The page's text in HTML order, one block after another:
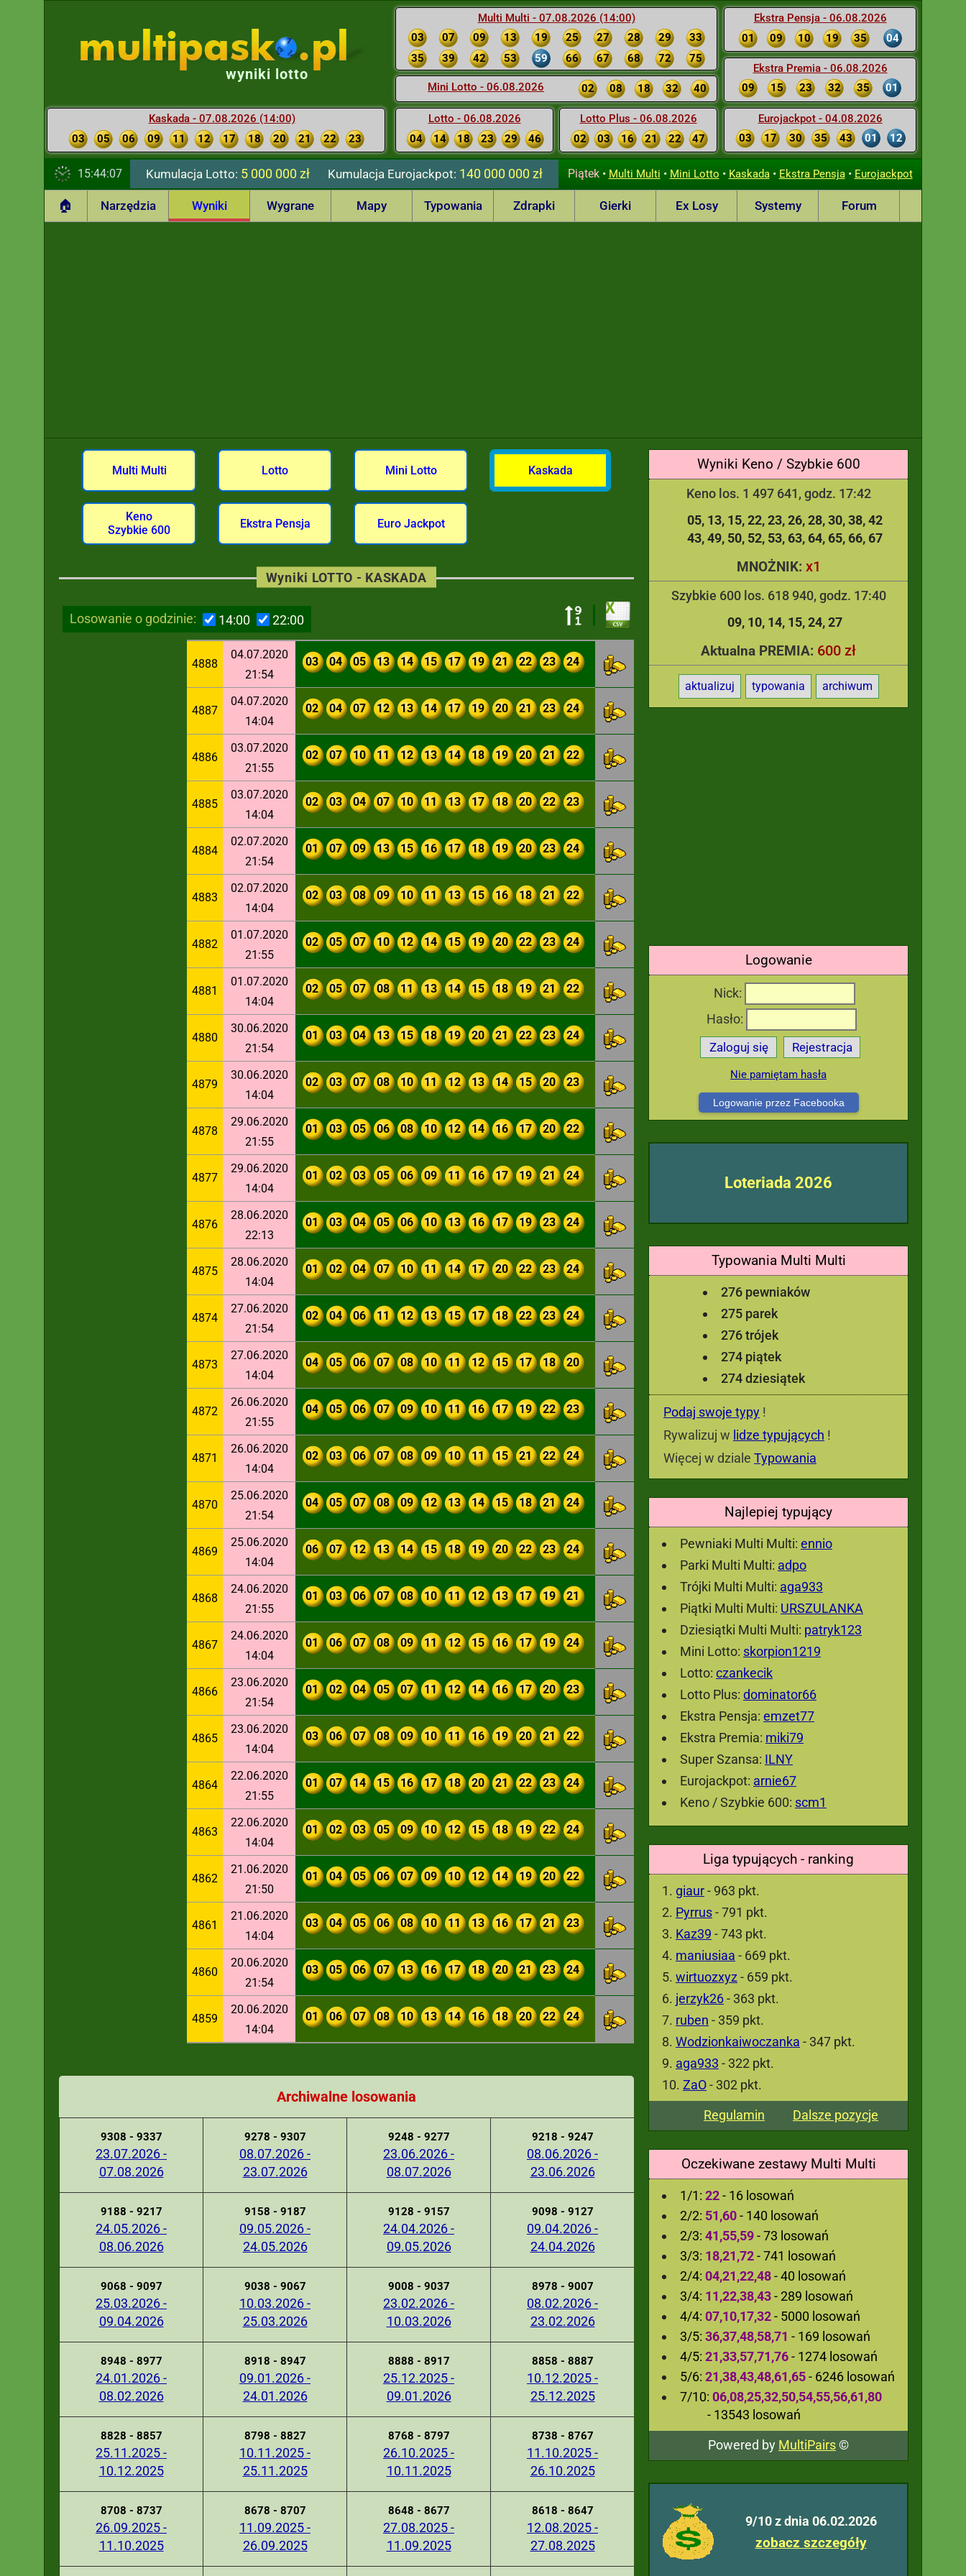
Multi Multi - 07.08.2026 (14:00)
03
07 09 13 19 25 27 28 29
33
35
39 42 53 59 66 67 68 72 75
Mini Lotto - 06.08.2026 02 08 18 32 40
Lotto - 06.08.2026
04
14 18 23 29 46
Lotto Plus - 06.08.2026
02
03 16 21 22 47
Ekstra Pensja - 06.08.2026
01
09 10 19 35 04
Ekstra Premia - 06.08.2026
09
15 23 32 35 01
Eurojackpot - 04.08.2026
03
17 30 35 43 01 12
wyniki lotto
Kaskada - 07.08.2026 (14:00)
03
05 06 09 11 12 17 18 20 21 22 23
15:44:08 Kumulacja Lotto: 5 000 000 zł KumulacjaEurojackpot: 140 000 000 zł Piątek• Multi Multi • Mini Lotto • Kaskada• Ekstra Pensja• Eurojackpot
🏠 Narzędzia Wyniki Wygrane Mapy Typowania Zdrapki Gierki Ex Losy Systemy Forum
Wyniki Keno / Szybkie 600
Keno los. 1 497 641, godz. 17:42
05 13 15 22 23 26 28 30 38 42
43 49 50 52 53 63 64 65 66 67
MNOŻNIK: x1
Szybkie 600 los. 618 940, godz. 17:40
09 10 14 15 24 27
Aktualna PREMIA: 600 zł
aktualizuj typowania archiwum
Logowanie
Nick:
Hasło:
Zaloguj się Rejestracja
Nie pamiętam hasła
Logowanie przez Facebooka
Loteriada 2026
Typowania Multi Multi
276 pewniaków
275 parek
276 trójek
274 piątek
274 dziesiątek
Podaj swoje typy !
Rywalizuj w lidze typujących !
Więcej w dziale Typowania
Najlepiej typujący
Pewniaki Multi Multi: ennio
Parki Multi Multi: adpo
Trójki Multi Multi: aga933
Piątki Multi Multi: URSZULANKA
Dziesiątki Multi Multi: patryk123
Mini Lotto: skorpion1219
Lotto: czankecik
Lotto Plus: dominator66
Ekstra Pensja: emzet77
Ekstra Premia: miki79
Super Szansa: ILNY
Eurojackpot: arnie67
Keno / Szybkie 600: scm1
Liga typujących - ranking
giaur- 963 pkt.
Pyrrus- 791 pkt.
Kaz39 - 743 pkt.
maniusiaa - 669 pkt.
wirtuozxyz - 659 pkt.
jerzyk26- 363 pkt.
ruben - 359 pkt.
Wodzionkaiwoczanka - 347 pkt.
aga933 - 322 pkt.
ZaO- 302 pkt.
Regulamin
Dalsze pozycje
Oczekiwane zestawy Multi Multi
1/1: 22- 16 losowań
2/2: 51,60- 140 losowań
2/3: 41,55,59- 73 losowań
3/3: 18,21,72- 741 losowań
2/4: 04,21,22,48- 40 losowań
3/4: 11,22,38,43- 289 losowań
4/4: 07,10,17,32- 5000 losowań
3/5: 36,37,48,58,71 - 169 losowań
4/5: 21,33,57,71,76- 1274 losowań
5/6: 21,38,43,48,61,65- 6246 losowań
7/10: 06,08,25,32,50,54,55,56,61,80
- 13543 losowań
Powered by MultiPairs©
9/10 z dnia 06.02.2026
zobacz szczegóły
Multi Multi Lotto Mini Lotto Kaskada
Keno
Szybkie 600
Ekstra Pensja Euro Jackpot
Losowanie o godzinie: 14:00 22:00
Wyniki LOTTO - KASKADA
4888
04.07.2020
21:54
03 04 05 13 14 15 17 19 21 22 23 24
4887
04.07.2020
14:04
02 04 07 12 13 14 17 19 20 21 23 24
4886
03.07.2020
21:55
02 07 10 11 12 13 14 18 19 20 21 22
4885
03.07.2020
14:04
02 03 04 07 10 11 13 17 18 20 22 23
4884
02.07.2020
21:54
01 07 09 13 15 16 17 18 19 20 23 24
4883
02.07.2020
14:04
02 03 08 09 10 11 13 15 16 18 21 22
4882
01.07.2020
21:55
02 05 07 10 12 14 15 19 20 22 23 24
4881
01.07.2020
14:04
02 05 07 08 11 13 14 15 18 19 21 22
4880
30.06.2020
21:54
01 03 04 13 15 18 19 20 21 22 23 24
4879
30.06.2020
14:04
02 03 07 08 10 11 12 13 14 15 20 23
4878
29.06.2020
21:55
01 03 05 06 08 10 12 14 16 17 20 22
4877
29.06.2020
14:04
01 02 03 05 06 09 11 16 17 19 21 24
4876
28.06.2020
22:13
01 03 04 05 06 10 13 16 17 19 23 24
4875
28.06.2020
14:04
01 02 04 07 10 11 14 17 20 22 23 24
4874
27.06.2020
21:54
02 04 06 11 12 13 15 17 18 22 23 24
4873
27.06.2020
14:04
04 05 06 07 08 10 11 12 15 17 18 20
4872
26.06.2020
21:55
04 05 06 07 09 10 11 16 17 19 22 23
4871
26.06.2020
14:04
02 03 06 07 08 09 10 11 15 21 22 24
4870
25.06.2020
21:54
04 05 07 08 09 12 13 14 15 18 21 24
4869
25.06.2020
14:04
06 07 12 13 14 15 18 19 20 22 23 24
4868
24.06.2020
21:55
01 03 06 07 08 10 11 12 13 17 19 21
4867
24.06.2020
14:04
01 06 07 08 09 11 12 15 16 17 19 24
4866
23.06.2020
21:54
01 02 04 05 07 11 12 14 16 17 20 23
4865
23.06.2020
14:04
03 06 07 08 09 10 11 16 19 20 21 22
4864
22.06.2020
21:55
01 07 14 15 16 17 18 20 21 22 23 24
4863
22.06.2020
14:04
01 02 03 05 09 10 12 15 18 19 22 24
4862
21.06.2020
21:50
01 04 05 06 07 09 10 12 14 19 20 22
4861
21.06.2020
14:04
03 04 05 06 08 10 11 13 16 17 21 23
4860
20.06.2020
21:54
03 05 06 07 13 16 17 18 20 21 23 24
4859
20.06.2020
14:04
01 06 07 08 10 13 14 16 18 20 22 24
Archiwalne losowania
9308 - 9337
23.07.2026 -
07.08.2026
9278 - 9307
08.07.2026 -
23.07.2026
9248 - 9277
23.06.2026 -
08.07.2026
9218 - 9247
08.06.2026 -
23.06.2026
9188 - 9217
24.05.2026 -
08.06.2026
9158 - 9187
09.05.2026 -
24.05.2026
9128 - 9157
24.04.2026 -
09.05.2026
9098 - 9127
09.04.2026 -
24.04.2026
9068 - 9097
25.03.2026 -
09.04.2026
9038 - 9067
10.03.2026 -
25.03.2026
9008 - 9037
23.02.2026 -
10.03.2026
8978 - 9007
08.02.2026 -
23.02.2026
8948 - 8977
24.01.2026 -
08.02.2026
8918 - 8947
09.01.2026 -
24.01.2026
8888 - 8917
25.12.2025 -
09.01.2026
8858 - 8887
10.12.2025 -
25.12.2025
8828 - 8857
25.11.2025 -
10.12.2025
8798 - 8827
10.11.2025 -
25.11.2025
8768 - 8797
26.10.2025 -
10.11.2025
8738 - 8767
11.10.2025 -
26.10.2025
8708 - 8737
26.09.2025 -
11.10.2025
8678 - 8707
11.09.2025 -
26.09.2025
8648 - 8677
27.08.2025 -
11.09.2025
8618 - 8647
12.08.2025 -
27.08.2025